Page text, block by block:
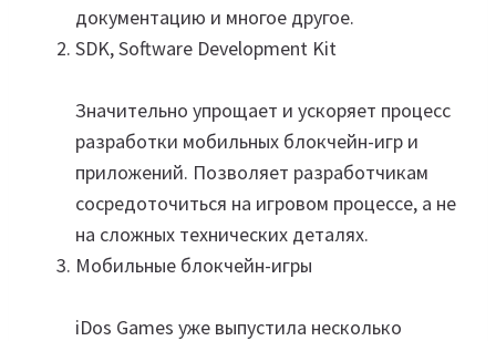
документацию и многое другое.
SDK, Software Development Kit
Значительно упрощает и ускоряет процесс
разработки мобильных блокчейн-игр и
приложений. Позволяет разработчикам
сосредоточиться на игровом процессе, а не
на сложных технических деталях.
Мобильные блокчейн-игры
iDos Games уже выпустила несколько